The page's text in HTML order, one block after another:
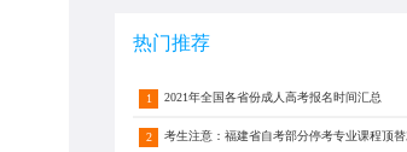
热门推荐
1 2021年全国各省份成人高考报名时间汇总
2